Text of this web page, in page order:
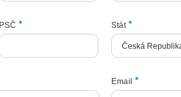
PSČ Stát
Email